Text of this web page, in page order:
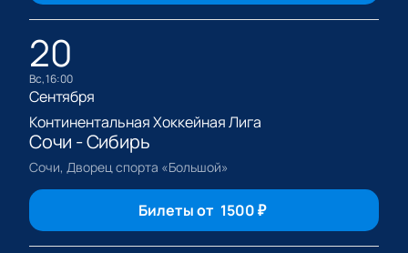
20
вс, 16:00
Сентября
Континентальная Хоккейная Лига
Сочи - Сибирь
Сочи, Дворец спорта «Большой»
Билеты от 1500₽